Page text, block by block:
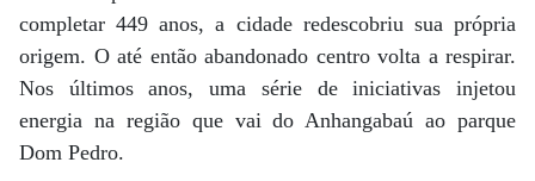
completar 449 anos, a cidade redescobriu sua própria
origem. O até então abandonado centro volta a respirar.
Nos últimos anos, uma série de iniciativas injetou
energia na região que vai do Anhangabaú ao parque
Dom Pedro.